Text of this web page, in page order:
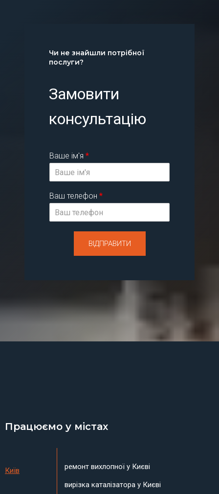
Чи не знайшли потрібної
послуги?
Замовити
консультацію
Ваше ім'я *
Ваш телефон *
ВІДПРАВИТИ
Працюємо у містах
Київ ремонт вихлопної у Києві
вирізка каталізатора у Києві